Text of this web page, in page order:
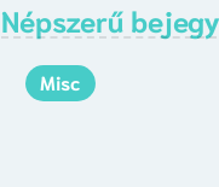
Népszerű
Misc